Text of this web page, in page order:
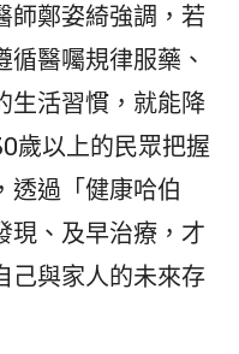
師鄭姿綺強調，若
醫囑規律服藥、
生活習慣，就能降
歲以上的民眾把握
透過「健康哈伯
現、及早治療，才
己與家人的未來存